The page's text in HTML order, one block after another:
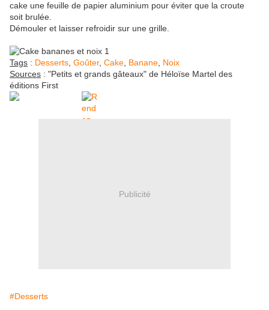
cake une feuille de papier aluminium pour éviter que la croute
soit brulée.
Démouler et laisser refroidir sur une grille.
Tags : Desserts Goûter, Cake Banane Noix
Sources : "Petits et grands gâteaux" de Héloïse Martel des
éditions First
Publicité
#Desserts